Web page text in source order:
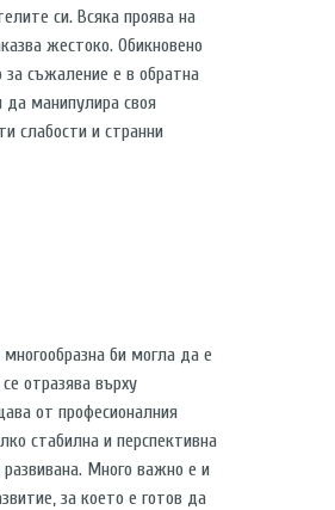
си. Всяка проява на
жестоко. Обикновено
за съжаление е в обратна
манипулира своя
слабости и странни
би могла да е
отразява върху
от професионалния
стабилна и перспективна
Много важно е и
за което е готов да